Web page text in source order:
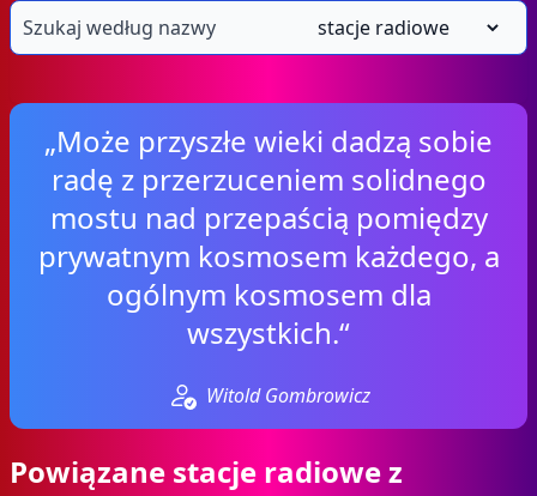
„Może przyszłe wieki dadzą sobie
radę z przerzuceniem solidnego
mostu nad przepaścią pomiędzy
prywatnym kosmosem każdego, a
ogólnym kosmosem dla
wszystkich.“
Witold Gombrowicz
Powiązane stacje radiowe z